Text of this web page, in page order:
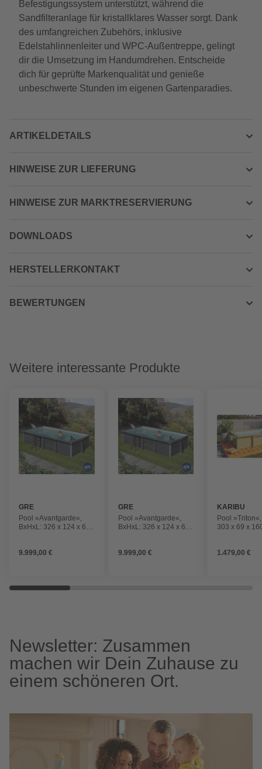
Befestigungssystem unterstützt, während die
Sandfilteranlage für kristallklares Wasser sorgt. Dank
des umfangreichen Zubehörs, inklusive
Edelstahlinnenleiter und WPC-Außentreppe, gelingt
dir die Umsetzung im Handumdrehen. Entscheide
dich für geprüfte Markenqualität und genieße
unbeschwerte Stunden im eigenen Gartenparadies.
ARTIKELDETAILS
HINWEISE ZUR LIEFERUNG
HINWEISE ZUR MARKTRESERVIERUNG
DOWNLOADS
HERSTELLERKONTAKT
BEWERTUNGEN
Weitere interessante Produkte
GRE
Pool »Avantgarde«,
BxHxL: 326 x 124 x 606
9.999,00 €
GRE
Pool »Avantgarde«,
BxHxL: 326 x 124 x 606
9.999,00 €
KARIBU
Pool
303 x 69 x
1.479,00 €
Newsletter: Zusammen
machen wir Dein Zuhause zu
einem schöneren Ort.